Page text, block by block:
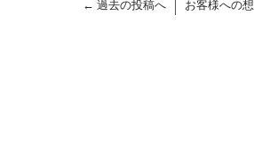
← 過去の投稿へ お客様への